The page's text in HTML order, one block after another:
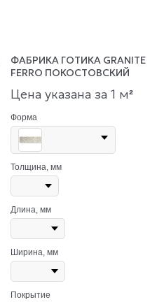
ФАБРИКА ГОТИКА GRANITE
FERRO ПОКОСТОВСКИЙ
Цена указана за 1 м²
Форма
Толщина, мм
Длина, мм
Ширина, мм
Покрытие